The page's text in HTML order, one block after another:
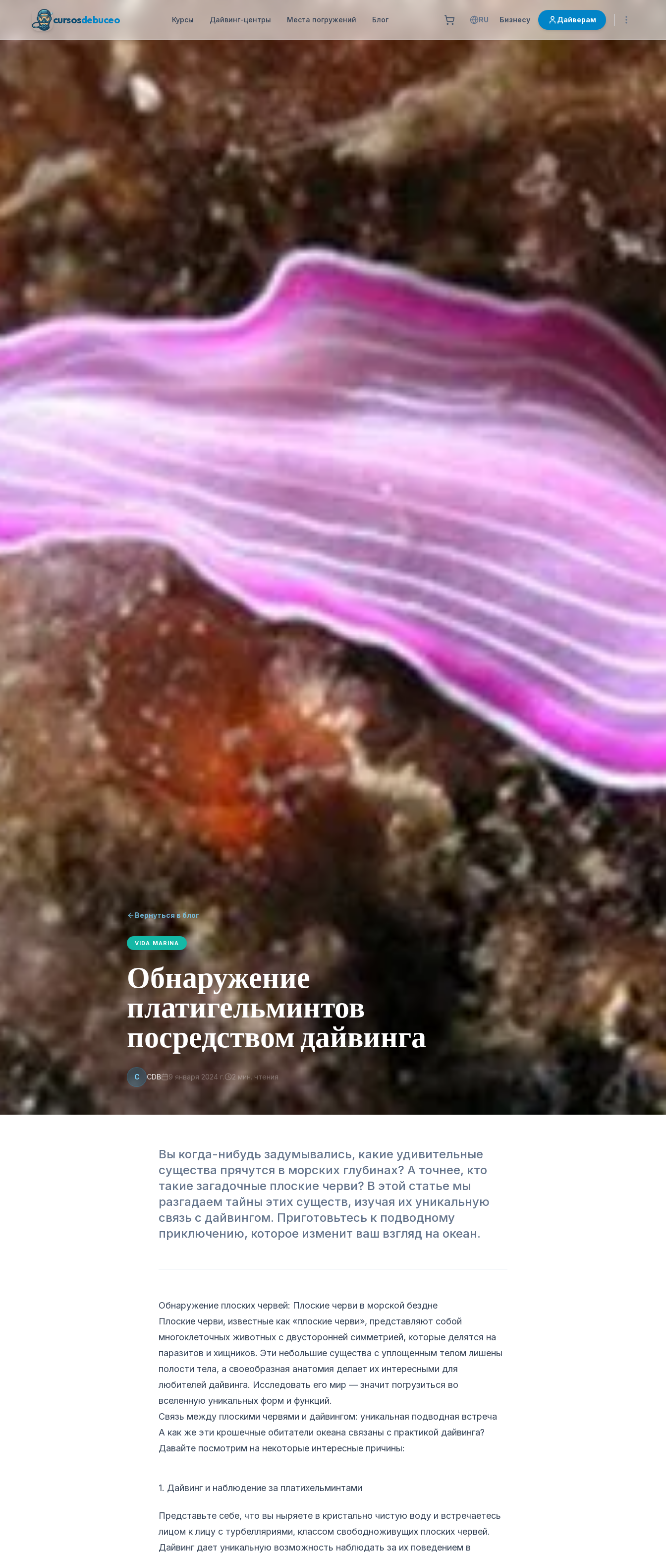
cursosdebuceo Курсы Дайвинг-центры Места погружений Блог RU Бизнесу Дайверам
Вернуться в блог
VIDA MARINA
Обнаружение
платигельминтов
посредством дайвинга
C CDB 9 января 2024 г. 2 мин. чтения
Вы когда-нибудь задумывались, какие удивительные
существа прячутся в морских глубинах? А точнее, кто
такие загадочные плоские черви? В этой статье мы
разгадаем тайны этих существ, изучая их уникальную
связь с дайвингом. Приготовьтесь к подводному
приключению, которое изменит ваш взгляд на океан.
Обнаружение плоских червей: Плоские черви в морской бездне
Плоские черви, известные как «плоские черви», представляют собой
многоклеточных животных с двусторонней симметрией, которые делятся на
паразитов и хищников. Эти небольшие существа с уплощенным телом лишены
полости тела, а своеобразная анатомия делает их интересными для
любителей дайвинга. Исследовать его мир — значит погрузиться во
вселенную уникальных форм и функций.
Связь между плоскими червями и дайвингом: уникальная подводная встреча
А как же эти крошечные обитатели океана связаны с практикой дайвинга?
Давайте посмотрим на некоторые интересные причины:
1. Дайвинг и наблюдение за платихельминтами
Представьте себе, что вы ныряете в кристально чистую воду и встречаетесь
лицом к лицу с турбелляриями, классом свободноживущих плоских червей.
Дайвинг дает уникальную возможность наблюдать за их поведением в